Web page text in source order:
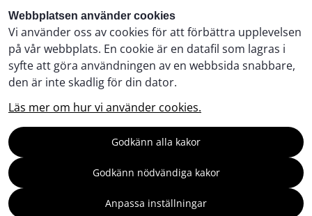
Webbplatsen använder cookies
Vi använder oss av cookies för att förbättra upplevelsen
på vår webbplats. En cookie är en datafil som lagras i
syfte att göra användningen av en webbsida snabbare,
den är inte skadlig för din dator.
Läs mer om hur vi använder cookies.
Godkänn alla kakor
Godkänn nödvändiga kakor
Anpassa inställningar